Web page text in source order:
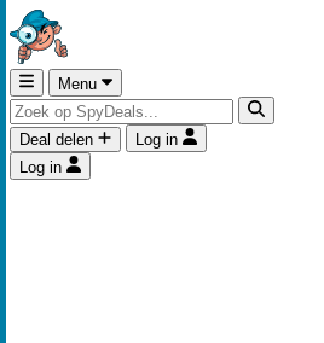
Menu
Deal delen
Log in
Log in